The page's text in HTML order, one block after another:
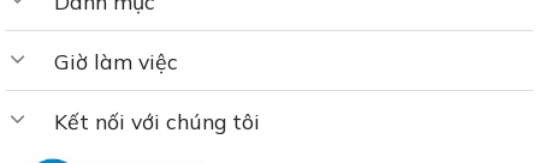
Giảm nguy cơ tiêu chảy: giúp giảm nguy cơ tiêu chảy
do kháng sinh, đồng thời hỗ trợ phục hồi sức khỏe
tiêu hóa sau khi điều trị bệnh.
Hỗ trợ sức khỏe răng miệng
Protectis cũng có thể giúp giảm sự hình thành mảng
Giờ làm việc
Kết nối với chúng tôi